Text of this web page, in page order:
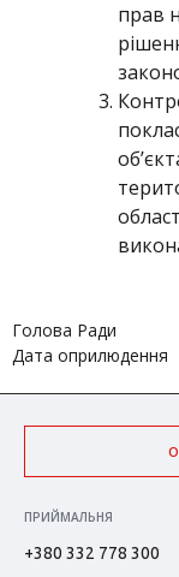
прав
Голова Ради
Дата оприлюдення
ПРИЙМАЛЬНЯ
+380 332 778 300